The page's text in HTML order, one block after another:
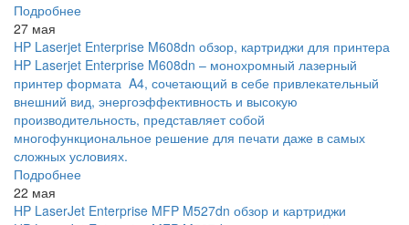
Подробнее
27 мая
HP Laserjet Enterprise M608dn обзор, картриджи для принтера
HP Laserjet Enterprise M608dn – монохромный лазерный
принтер формата A4, сочетающий в себе привлекательный
внешний вид, энергоэффективность и высокую
производительность, представляет собой
многофункциональное решение для печати даже в самых
сложных условиях.
Подробнее
22 мая
HP LaserJet Enterprise MFP M527dn обзор и картриджи